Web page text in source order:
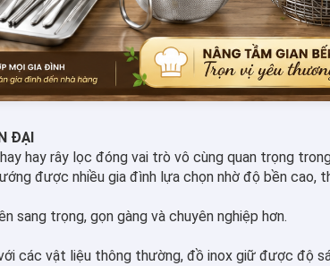
ĐẠI
hay rây lọc đóng vai trò vô cùng quan trọng
được nhiều gia đình lựa chọn nhờ độ bền cao,
sang trọng, gọn gàng và chuyên nghiệp hơn.
các vật liệu thông thường, đồ inox giữ được độ